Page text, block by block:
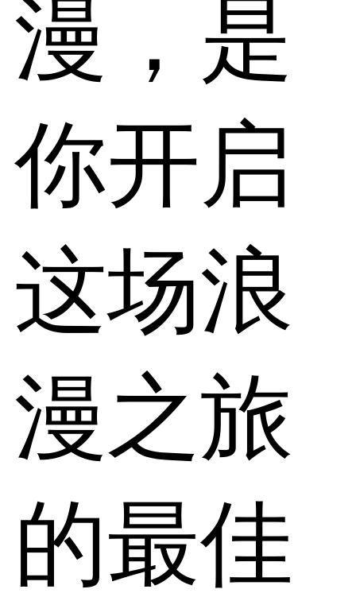
漫，是
你开启
这场浪
漫之旅
的最佳